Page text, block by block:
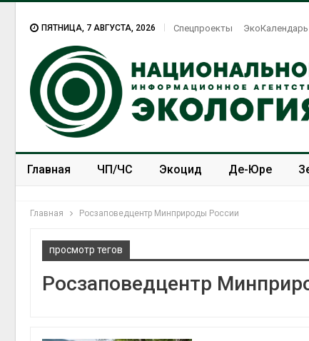
ПЯТНИЦА, 7 АВГУСТА, 2026 Спецпроекты ЭкоКалендарь
Главная ЧП/ЧС Экоцид Де-Юре
Главная Росзаповедцентр Минприроды России
просмотр тегов
Росзаповедцентр